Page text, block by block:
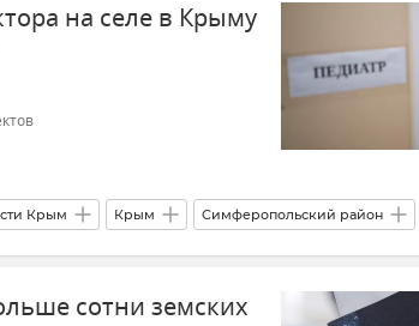
на селе в Крыму
Крым Крым Симферопольский район
и Севастополе Здоровье Земский фельдшер
сотни земских